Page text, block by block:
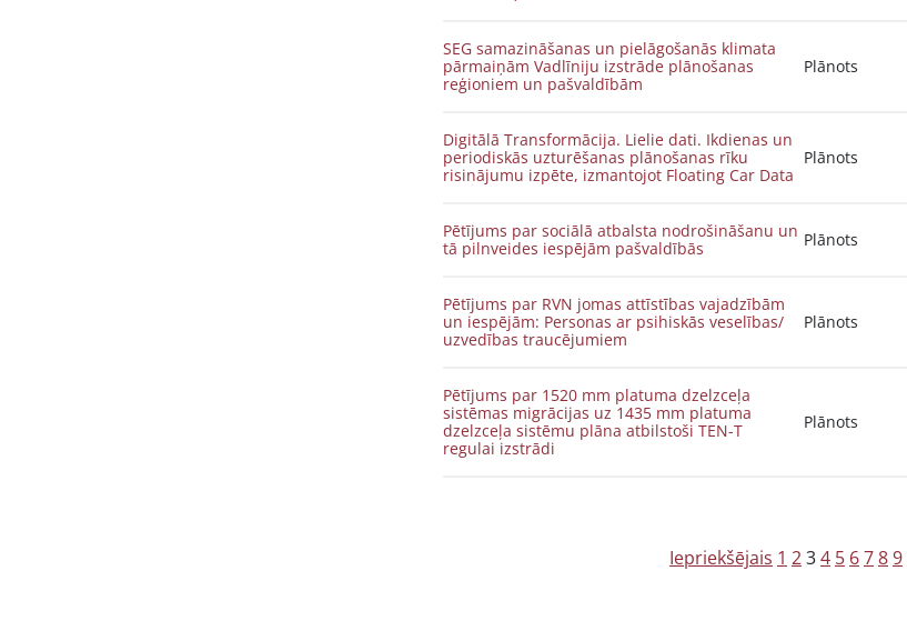
SEG samazināšanas un pielāgošanās klimata
pārmaiņām Vadlīniju izstrāde plānošanas
reģioniem un pašvaldībām
Plānots
Digitālā Transformācija. Lielie dati. Ikdienas un
periodiskās uzturēšanas plānošanas rīku
risinājumu izpēte, izmantojot Floating Car Data
Plānots
Pētījums par sociālā atbalsta nodrošināšanu un
tā pilnveides iespējām pašvaldībās
Plānots
Pētījums par RVN jomas attīstības vajadzībām
un iespējām: Personas ar psihiskās veselības/
uzvedības traucējumiem
Plānots
Pētījums par 1520 mm platuma dzelzceļa
sistēmas migrācijas uz 1435 mm platuma
dzelzceļa sistēmu plāna atbilstoši TEN-T
regulai izstrādi
Plānots
Z
Iepriekšējais 1 234 5 6789